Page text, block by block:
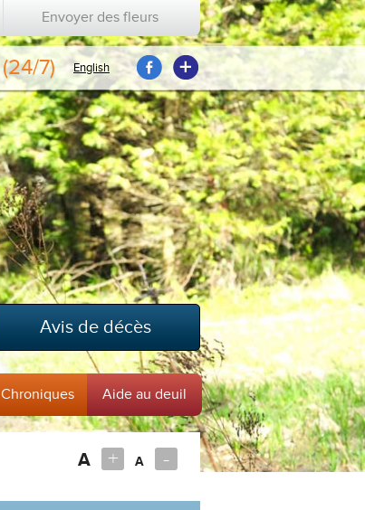
Envoyer des fleurs
(24/7) English
Avis de décès
Chroniques Aide au deuil
A + A -